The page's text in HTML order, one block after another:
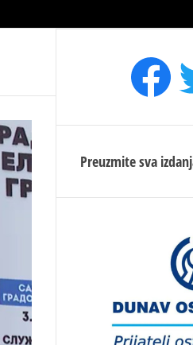
Preuzmite sva